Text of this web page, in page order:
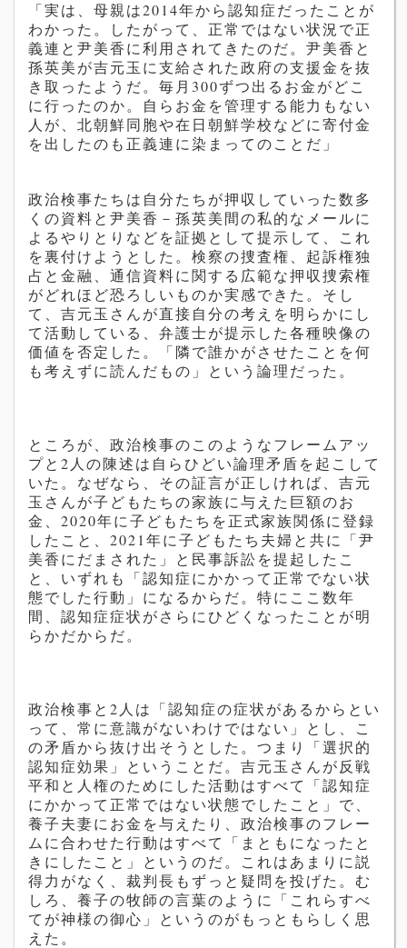
「実は、母親は2014年から認知症だったことが
わかった。したがって、正常ではない状況で正
義連と 尹美香に利用されてきたのだ。 尹美香 と
孫英美が吉元玉 に支給された政府の支援金を抜
き取ったようだ。毎月 300ずつ出るお金がどこ
に行ったのか。自らお金を管理する能力もない
人が、北朝鮮同胞や在日朝鮮学校などに寄付金
を出したのも正義連に染まってのことだ」
政治検事たちは自分たちが押収していった数多
くの資料と 尹美香 － 孫英美間の私的なメールに
よるやりとりなどを証拠として提示して、これ
を裏付けようとした。検察の捜査権、起訴権独
占と金融、通信資料に関する広範な押収捜索権
がどれほど恐ろしいものか実感できた。そし
て、 吉元玉 さんが直接自分の考えを明らかにし
て活動している、弁護士が提示した各種映像の
価値を否定した。「隣で誰かがさせたことを何
も考えずに読んだもの」という論理だった。
ところが、政治検事のこのようなフレームアッ
プと2人の陳述は自らひどい論理矛盾を起こして
いた。なぜなら、その証言が正しければ、 吉元
玉 さんが子どもたちの家族に与えた巨額のお
金、 2020年に子どもたちを正式家族関係に登録
したこと、 2021 年に子どもたち夫婦と共に「尹
美香にだまされた」と民事訴訟を提起したこ
と、いずれも「認知症にかかって正常でない状
態でした行動」になるからだ。特にここ数年
間、認知症症状がさらにひどくなったことが明
らかだからだ。
政治検事と2人は「認知症の症状があるからとい
って、常に意識がないわけではない」とし、こ
の矛盾から抜け出そうとした。つまり「選択的
認知症効果」ということだ。 吉元玉 さんが反戦
平和と人権のためにした活動はすべて「認知症
にかかって正常ではない状態でしたこと」で、
養子夫妻にお金を与えたり、政治検事のフレー
ムに合わせた行動はすべて「まともになったと
きにしたこと」というのだ。これはあまりに説
得力がなく、裁判長もずっと疑問を投げた。む
しろ、養子の牧師の言葉のように「これらすべ
てが神様の御心」というのがもっともらしく思
えた。